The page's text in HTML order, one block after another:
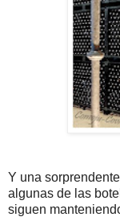
Y una
algunas de las
siguen